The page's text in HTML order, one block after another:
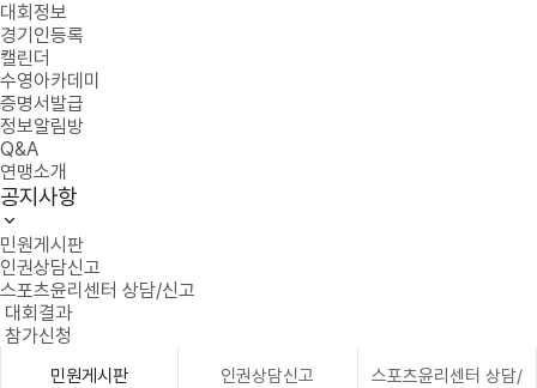
대회정보
경기인등록
캘린더
수영아카데미
증명서발급
정보알림방
Q&A
연맹소개
공지사항
민원게시판
인권상담신고
스포츠윤리센터 상담/신고
대회결과
참가신청
민원게시판 인권상담신고
스포츠윤리센터 상담/